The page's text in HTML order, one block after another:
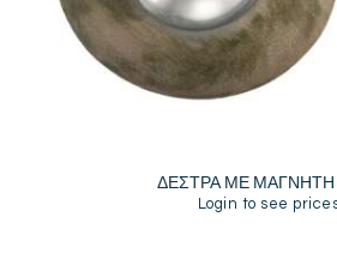
ΔΕΣΤΡΑ ΜΕ ΜΑΓΝΗΤΗ
Login to see